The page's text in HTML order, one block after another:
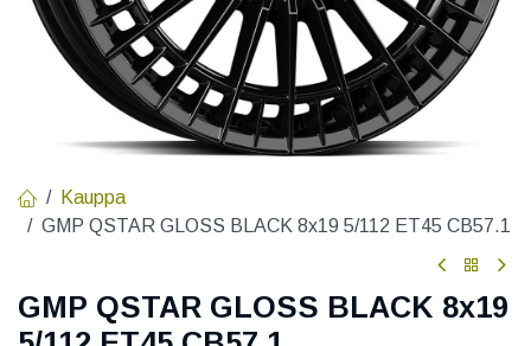
Kauppa
GMP QSTAR GLOSS BLACK 8x19 5/112 ET45 CB57.1
GMP QSTAR GLOSS BLACK 8x19